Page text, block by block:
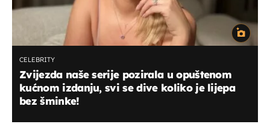
CELEBRITY
Zvijezda naše serije pozirala u opuštenom
kućnom izdanju, svi se dive koliko je lijepa
bez šminke!